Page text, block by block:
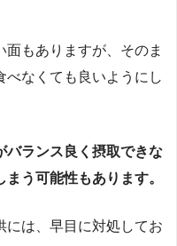
もありますが、そのま
べなくても良いようにし
バランス良く摂取できな
う可能性もあります。
には、早目に対処してお